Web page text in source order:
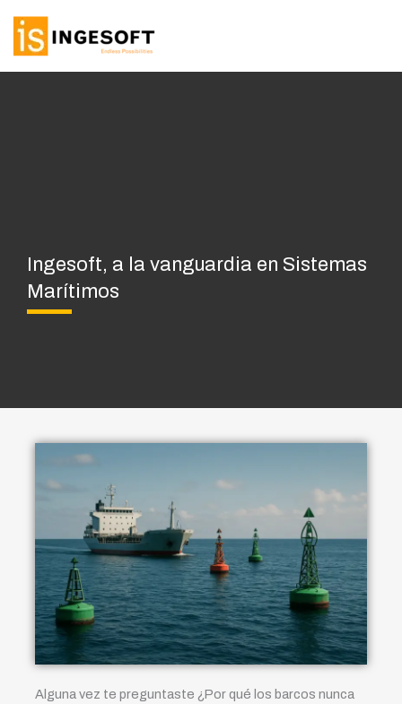
contenido
Ingesoft, a la vanguardia en Sistemas
Marítimos
Alguna vez te preguntaste ¿Por qué los barcos nunca